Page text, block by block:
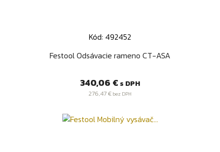
Kód: 492452
Festool Odsávacie rameno CT-ASA
Cena
340,06 € s DPH
276,47 € bez DPH